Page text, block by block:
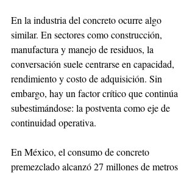
En la industria del concreto ocurre algo
similar. En sectores como construcción,
manufactura y manejo de residuos, la
conversación suele centrarse en capacidad,
rendimiento y costo de adquisición. Sin
embargo, hay un factor crítico que continúa
subestimándose: la postventa como eje de
continuidad operativa.
En México, el consumo de concreto
premezclado alcanzó 27 millones de metros